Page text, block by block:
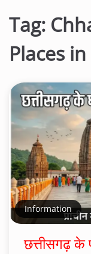
Tag:
Places
Information
छत्तीसगढ़ के